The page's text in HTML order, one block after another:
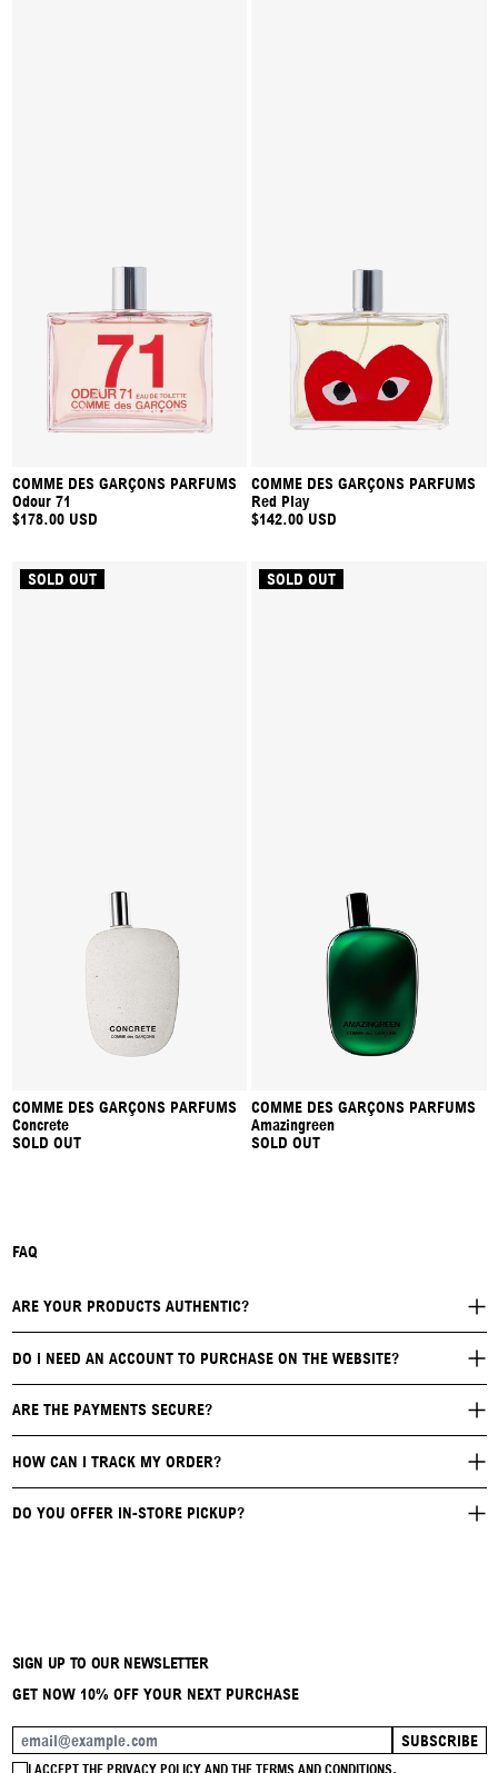
COMME DES GARÇONS PARFUMS
Odour 71
$178.00 USD
COMME DES GARÇONS PARFUMS
Red Play
$142.00 USD
SOLD OUT
COMME DES GARÇONS PARFUMS
Concrete
SOLD OUT
SOLD OUT
COMME DES GARÇONS PARFUMS
Amazingreen
SOLD OUT
FAQ
ARE YOUR PRODUCTS AUTHENTIC?
DO I NEED AN ACCOUNT TO PURCHASE ON THE WEBSITE?
ARE THE PAYMENTS SECURE?
HOW CAN I TRACK MY ORDER?
DO YOU OFFER IN-STORE PICKUP?
SIGN UP TO OUR NEWSLETTER
GET NOW 10% OFF YOUR NEXT PURCHASE
EMAIL ADDRESS SUBSCRIBE
I ACCEPT THE PRIVACY POLICYAND THE TERMS AND CONDITIONS.